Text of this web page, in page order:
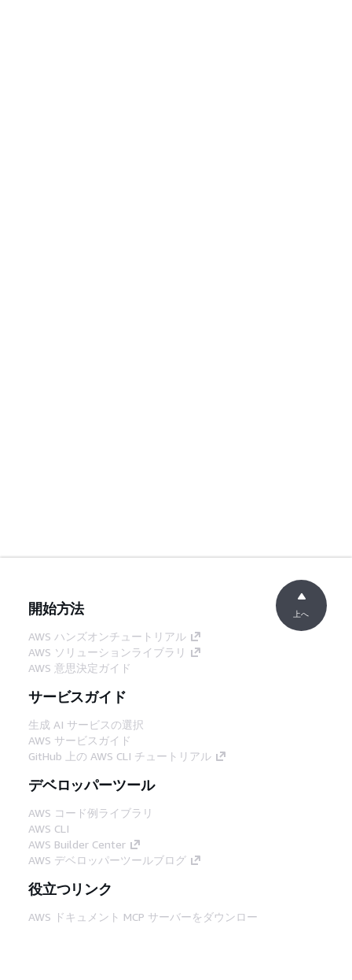
開始方法
AWS ハンズオンチュートリアル
AWS ソリューションライブラリ
AWS 意思決定ガイド
サービスガイド
生成 AI サービスの選択
AWS サービスガイド
GitHub 上の AWS CLI チュートリアル
デベロッパーツール
AWS コード例ライブラリ
AWS CLI
AWS Builder Center
AWS デベロッパーツールブログ
役立つリンク
AWS ドキュメント MCP サーバーをダウンロー
上へ